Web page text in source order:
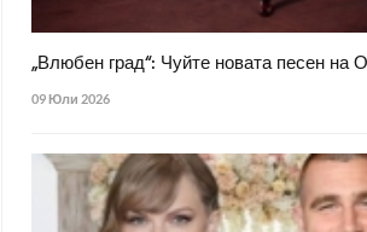
„Влюбен град“: Чуйте новата песен на
09 Юли 2026